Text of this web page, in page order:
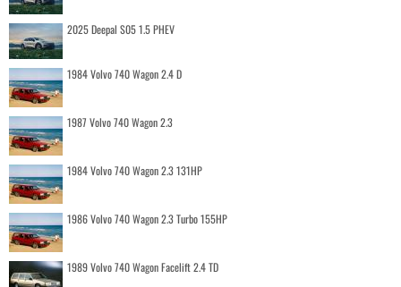
2025 Deepal S05 1.5 PHEV
1984 Volvo 740 Wagon 2.4 D
1987 Volvo 740 Wagon 2.3
1984 Volvo 740 Wagon 2.3 131HP
1986 Volvo 740 Wagon 2.3 Turbo 155HP
1989 Volvo 740 Wagon Facelift 2.4 TD